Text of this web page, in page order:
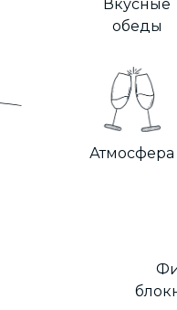
Атмосфера
Вкусные
обеды